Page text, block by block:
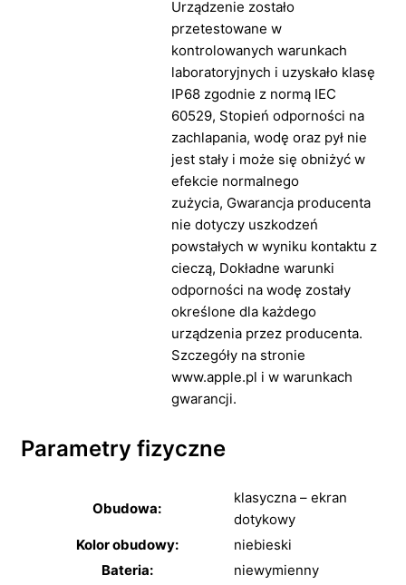
Urządzenie zostało
przetestowane w
kontrolowanych warunkach
laboratoryjnych i uzyskało klasę
IP68 zgodnie z normą IEC
60529, Stopień odporności na
zachlapania, wodę oraz pył nie
jest stały i może się obniżyć w
efekcie normalnego
zużycia, Gwarancja producenta
nie dotyczy uszkodzeń
powstałych w wyniku kontaktu z
cieczą, Dokładne warunki
odporności na wodę zostały
określone dla każdego
urządzenia przez producenta.
Szczegóły na stronie
www.apple.pl i w warunkach
gwarancji.
Parametry fizyczne
Obudowa:
klasyczna – ekran
dotykowy
Kolor obudowy:
niebieski
Bateria:
niewymienny